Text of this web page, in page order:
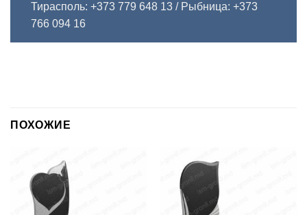
Тирасполь: +373 779 648 13 / Рыбница: +373
766 094 16
ПОХОЖИЕ